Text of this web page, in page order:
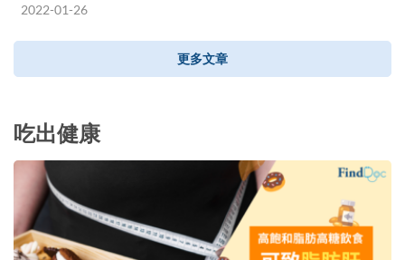
2022-01-26
更多文章
吃出健康